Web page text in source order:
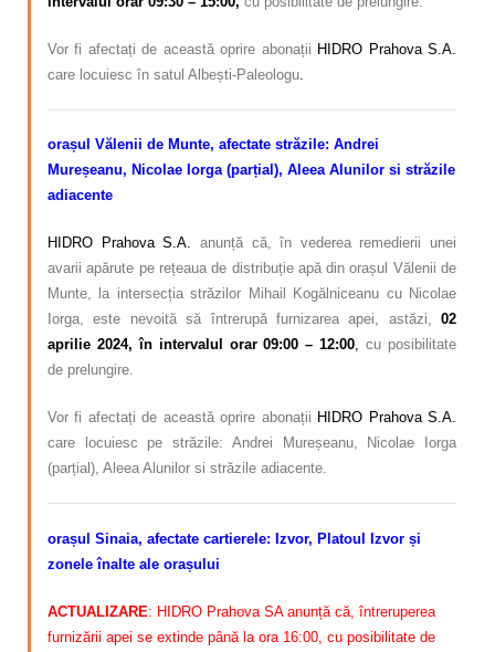
Vor fi afectați de această oprire abonații HIDRO Prahova S.A.
care locuiesc în satul Albești-Paleologu
orașul Vălenii de Munte, afectate străzile: Andrei
Mureșeanu, Nicolae Iorga (parțial), Aleea Alunilor si străzile
adiacente
HIDRO Prahova S.A. anunță că, în vederea remedierii unei
avarii apărute pe rețeaua de distribuție apă din orașul Vălenii de
Munte, la intersecția străzilor Mihail Kogălniceanu cu Nicolae
Iorga, este nevoită să întrerupă furnizarea apei, astăzi, 02
aprilie 2024, în intervalul orar 09:00 – 12:00, cu posibilitate
de prelungire.
Vor fi afectați de această oprire abonații HIDRO Prahova S.A.
care locuiesc pe străzile: Andrei Mureșeanu, Nicolae Iorga
(parțial), Aleea Alunilor si străzile adiacente.
orașul Sinaia, afectate cartierele: Izvor, Platoul Izvor și
zonele înalte ale orașului
ACTUALIZARE: HIDRO Prahova SA anunță că, întreruperea
furnizării apei se extinde până la ora 16:00, cu posibilitate de